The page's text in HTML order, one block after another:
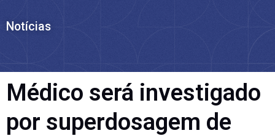
Notícias
Médico será investigado
por superdosagem de